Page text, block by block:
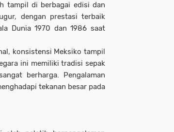
tampil di berbagai edisi dan
dengan prestasi terbaik
Dunia 1970 dan 1986 saat
konsistensi Meksiko tampil
ini memiliki tradisi sepak
berharga. Pengalaman
tekanan besar pada